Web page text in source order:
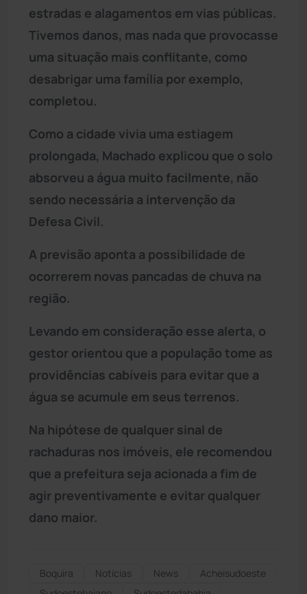
estradas e alagamentos em vias públicas.
Tivemos danos, mas nada que provocasse
uma situação mais conflitante, como
desabrigar uma família por exemplo,
completou.
Como a cidade vivia uma estiagem
prolongada, Machado explicou que o solo
absorveu a água muito facilmente, não
sendo necessária a intervenção da
Defesa Civil.
A previsão aponta a possibilidade de
ocorrerem novas pancadas de chuva na
região.
Levando em consideração esse alerta, o
gestor orientou que a população tome as
providências cabíveis para evitar que a
água se acumule em seus terrenos.
Na hipótese de qualquer sinal de
rachaduras nos imóveis, ele recomendou
que a prefeitura seja acionada a fim de
agir preventivamente e evitar qualquer
dano maior.
Boquira Notícias News
Acheisudoeste